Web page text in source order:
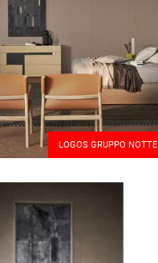
LOGOS GRUPPO NOTTE